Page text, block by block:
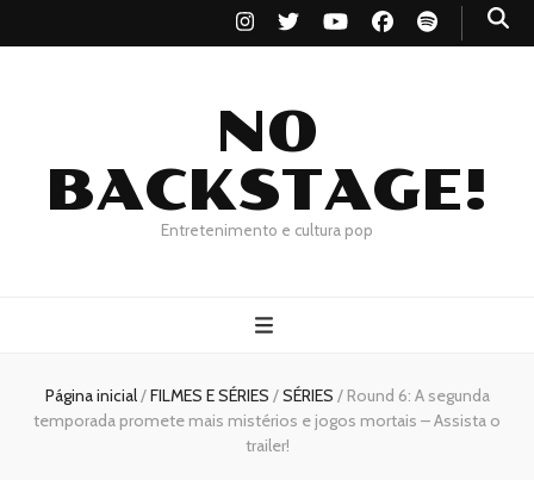
NO
BACKSTAGE!
Entretenimento e cultura pop
Página inicial/FILMES E SÉRIES /SÉRIES / Round 6: A segunda
temporada promete mais mistérios e jogos mortais – Assista o
trailer!